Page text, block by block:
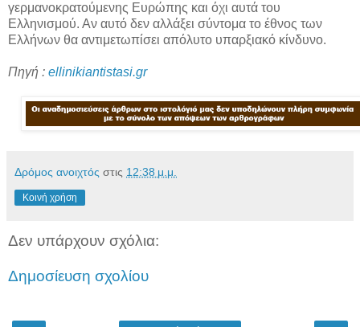
γερμανοκρατούμενης Ευρώπης και όχι αυτά του
Ελληνισμού. Αν αυτό δεν αλλάξει σύντομα το έθνος των
Ελλήνων θα αντιμετωπίσει απόλυτο υπαρξιακό κίνδυνο.
Πηγή : ellinikiantistasi.gr
Δρόμος ανοιχτός στις 12:38 μ.μ.
Κοινή χρήση
Δεν υπάρχουν σχόλια:
Δημοσίευση σχολίου